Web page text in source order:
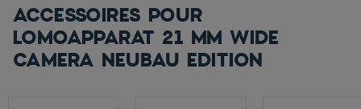
ACCESSOIRES POUR
LOMOAPPARAT 21 MM WIDE
CAMERA NEUBAU EDITION